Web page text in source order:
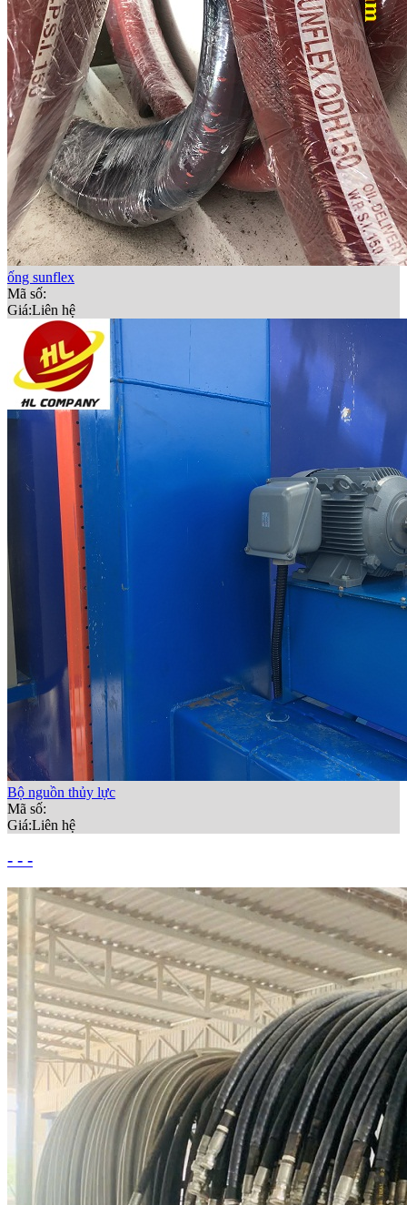
ống sunflex
Mã số:
Giá:Liên hệ
Bộ nguồn thủy lực
Mã số:
Giá:Liên hệ
- - -